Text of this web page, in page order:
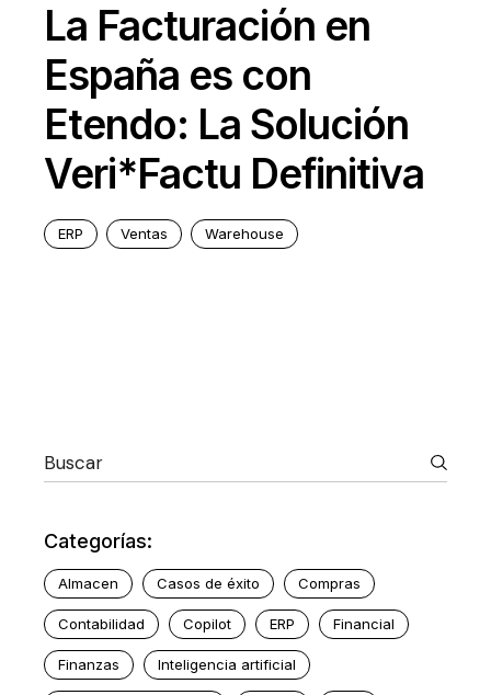
La Facturación en
España es con
Etendo: La Solución
Veri*Factu Definitiva
ERP Ventas Warehouse
Categorías:
Almacen Casos de éxito Compras
Contabilidad Copilot ERP Financial
Finanzas Inteligencia artificial